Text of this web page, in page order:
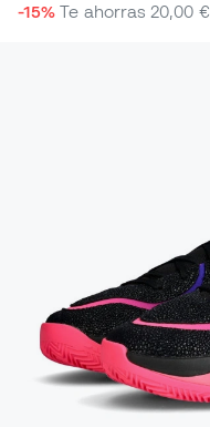
-15% Te ahorras 20,00 €